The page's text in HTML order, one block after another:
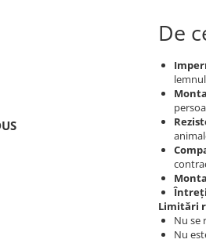
De
Limitări
Nu se
Nu